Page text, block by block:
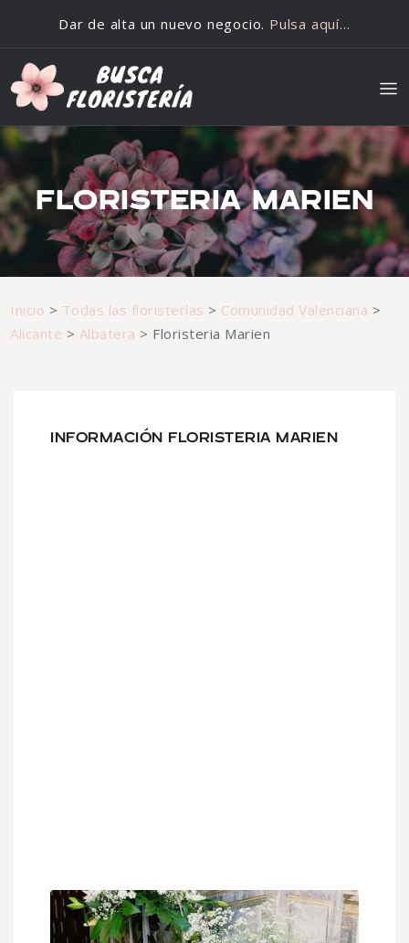
Dar de alta un nuevo negocio. Pulsa aquí…
FLORISTERIA MARIEN
Inicio > Todas las floristerías > Comunidad Valenciana >
Alicante > Albatera > Floristeria Marien
INFORMACIÓN FLORISTERIA MARIEN